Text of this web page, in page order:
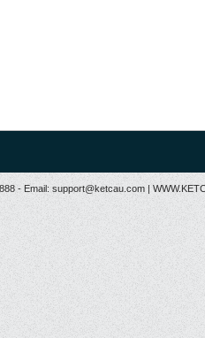
- Email: support@ketcau.com |